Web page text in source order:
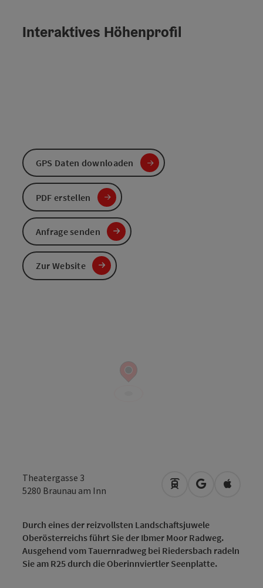
Theatergasse 3
5280 Braunau am Inn Anreise mit
in Google
in
Durch eines der reizvollsten Landschaftsjuwele
Oberösterreichs führt Sie der Ibmer Moor Radweg.
Ausgehend vom Tauernradweg bei Riedersbach radeln
Sie am R25 durch die Oberinnviertler Seenplatte.
Interaktives Höhenprofil
GPS Daten downloaden
PDF erstellen
Anfrage senden
Zur Website